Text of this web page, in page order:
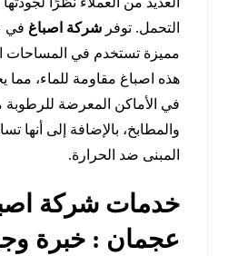
التحمل. توفرشركة اصباغ في
مميزة تستخدم في المساحات
هذه اصباغ مقاومة للماء، مما
في الأماكن المعرضة للرطوبة
والمطابخ، بالإضافة إلى
المبنى ضد الحرارة.
خدمات شركة
عجمان : خبرة